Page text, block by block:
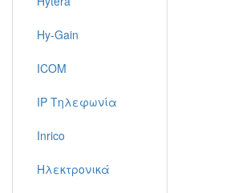
Hy-Gain
ICOM
IP Τηλεφωνία
Inrico
Ηλεκτρονικά